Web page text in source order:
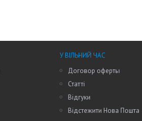
У ВІЛЬНИЙ ЧАС
Договор оферты
Статті
Відгуки
Відстежити Нова Пошта